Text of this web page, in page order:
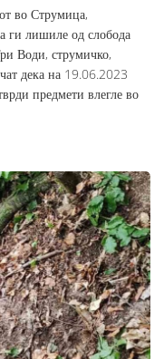
во Струмица,
лишиле од слобода
Води, струмичко,
дека на 19.06.2023
предмети влегле во